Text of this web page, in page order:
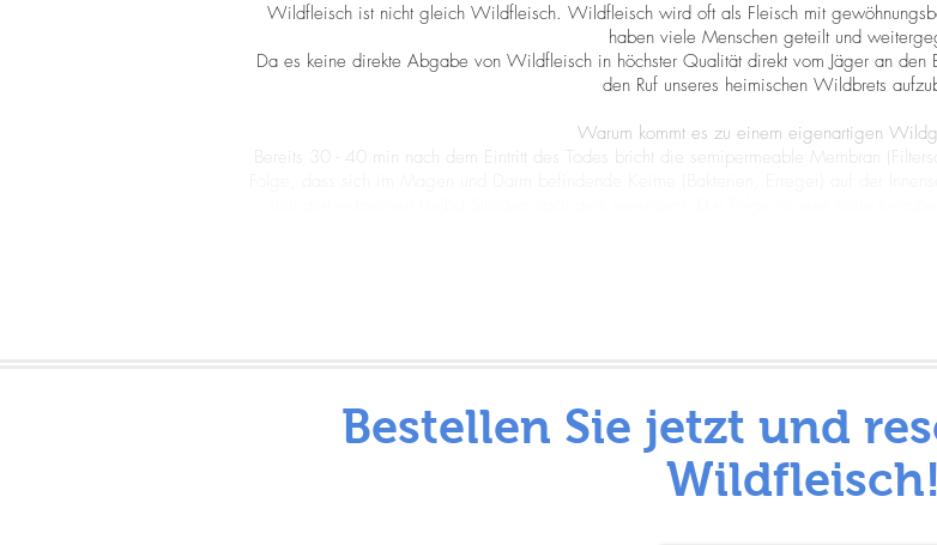
Wildfleisch ist nicht gleich Wildfleisch. Wildfleisch wird oft als Fleisch mit
haben viele Menschen geteilt und
Da es keine direkte Abgabe von Wildfleisch in höchster Qualität direkt vom Jäger an
den Ruf unseres heimischen Wildbrets
Warum kommt es zu einem eigenartigen
Bereits 30 - 40 min nach dem Eintritt des Todes bricht die semipermeable Membran
Bestellen Sie jetzt und
Wildfleisch!